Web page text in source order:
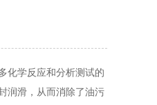
化学反应和分析测试的
润滑，从而消除了油污